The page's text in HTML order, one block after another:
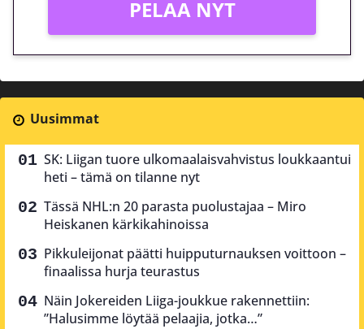
PELAA NYT
Uusimmat
SK: Liigan tuore ulkomaalaisvahvistus loukkaantui
heti – tämä on tilanne nyt
Tässä NHL:n 20 parasta puolustajaa – Miro
Heiskanen kärkikahinoissa
Pikkuleijonat päätti huipputurnauksen voittoon –
finaalissa hurja teurastus
Näin Jokereiden Liiga-joukkue rakennettiin:
”Halusimme löytää pelaajia, jotka…”